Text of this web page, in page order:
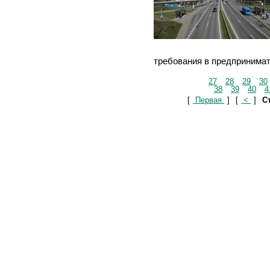
требования в
27 28 29
30
38
39 40
[
Первая ] [ < ]